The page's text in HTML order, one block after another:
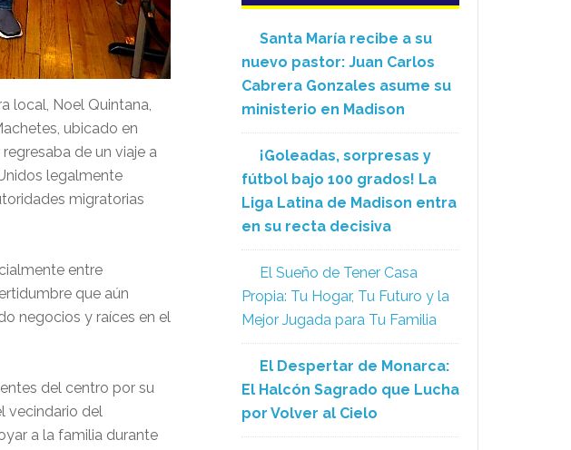
local, Noel Quintana,
ubicado en
de un viaje a
legalmente
migratorias
entre
que aún
negocios y raíces en el
del centro por su
vecindario del
a la familia durante
Santa María recibe a su
nuevo pastor: Juan Carlos
Cabrera Gonzales asume su
ministerio en Madison
¡Goleadas, sorpresas y
fútbol bajo 100 grados! La
Liga Latina de Madison entra
en su recta decisiva
El Sueño de Tener Casa
Propia: Tu Hogar, Tu Futuro y la
Mejor Jugada para Tu Familia
El Despertar de Monarca:
El Halcón Sagrado que Lucha
por Volver al Cielo